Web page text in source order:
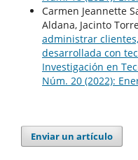
Carmen Jeannette
Aldana, Jacinto
administrar
desarrollada con
Investigación en
Núm. 20 (2022):
Enviar un artículo